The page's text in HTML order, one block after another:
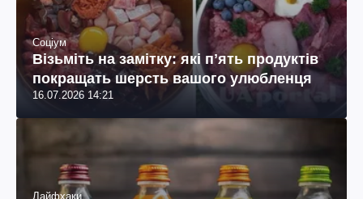
Соціум
Візьміть на замітку: які пʼять продуктів
покращать шерсть вашого улюбленця
16.07.2026 14:21
Лайфхаки